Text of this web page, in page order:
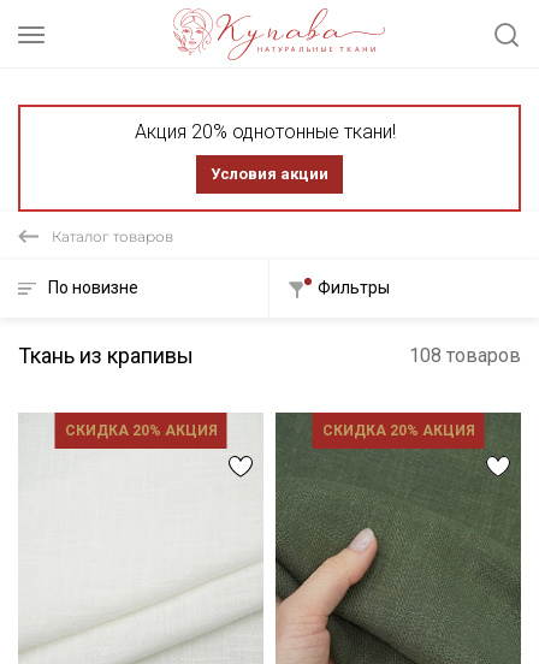
Акция 20% однотонные ткани!
Условия акции
Каталог товаров
По новизне Фильтры
Ткань из крапивы 108 товаров
СКИДКА 20% АКЦИЯ СКИДКА 20% АКЦИЯ